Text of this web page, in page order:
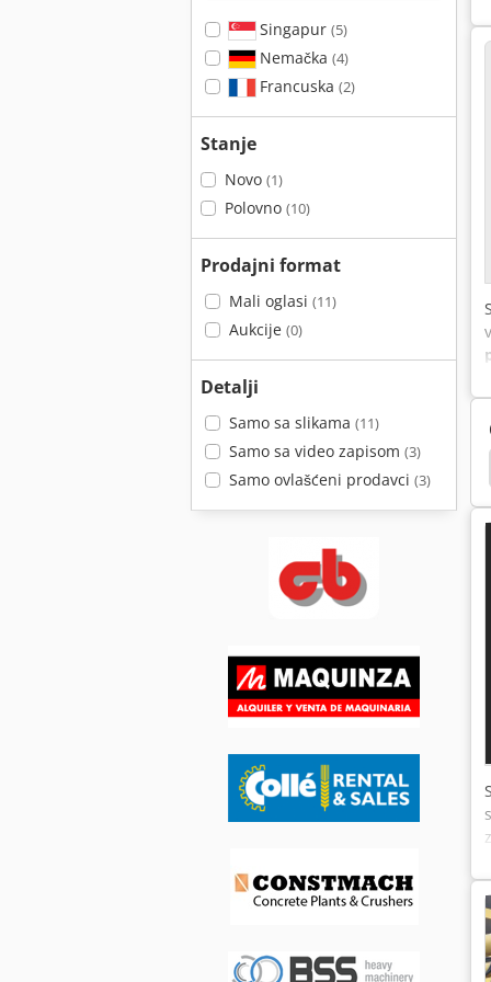
Singapur (5)
Nemačka (4)
Francuska (2)
Stanje
Novo (1)
Polovno (10)
Prodajni format
Mali oglasi (11)
Aukcije (0)
Detalji
Samo sa slikama (11)
Samo sa video zapisom (3)
Samo ovlašćeni prodavci (3)